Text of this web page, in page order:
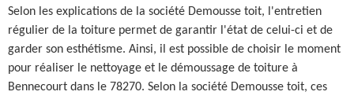
Selon les explications de la société Demousse toit, l'entretien
régulier de la toiture permet de garantir l'état de celui-ci et de
garder son esthétisme. Ainsi, il est possible de choisir le moment
pour réaliser le nettoyage et le démoussage de toiture à
Bennecourt dans le 78270. Selon la société Demousse toit, ces